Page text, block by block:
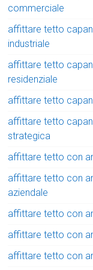
commerciale
affittare tetto
industriale
affittare tetto
residenziale
affittare tetto
affittare tetto
strategica
affittare tetto con
affittare tetto con
aziendale
affittare tetto con
affittare tetto con
affittare tetto con